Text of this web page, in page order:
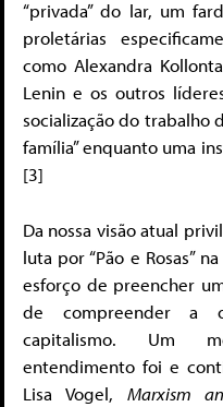
“privada” do lar, um
proletárias
como Alexandra
Lenin e os outros
socialização do trabalho
família” enquanto uma
[3]
Da nossa visão atual
luta por “Pão e Rosas”
esforço de preencher
de compreender a
capitalismo. Um
entendimento foi e
Lisa Vogel, Marxism